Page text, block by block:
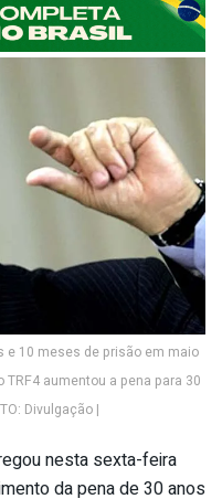
e 10 meses de prisão em maio
aumentou a pena para 30
Divulgação |
nesta sexta-feira
da pena de 30 anos